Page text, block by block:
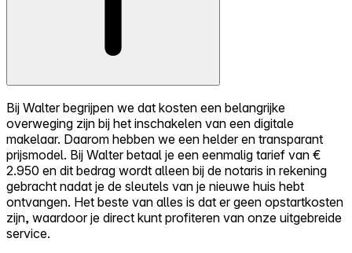
Bij Walter begrijpen we dat kosten een belangrijke
overweging zijn bij het inschakelen van een digitale
makelaar. Daarom hebben we een helder en transparant
prijsmodel. Bij Walter betaal je een eenmalig tarief van €
2.950 en dit bedrag wordt alleen bij de notaris in rekening
gebracht nadat je de sleutels van je nieuwe huis hebt
ontvangen. Het beste van alles is dat er geen opstartkosten
zijn, waardoor je direct kunt profiteren van onze uitgebreide
service.